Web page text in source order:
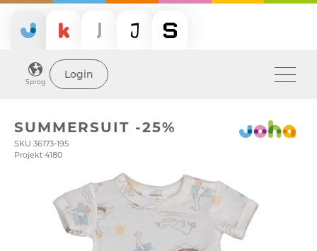
Sprog
Login
SUMMERSUIT -25%
SKU 36173-195
Projekt 4180